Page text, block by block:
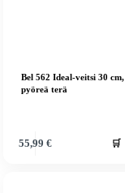
Bel 562 Ideal-veitsi 30 cm,
pyöreä terä
55,99 € 🛒